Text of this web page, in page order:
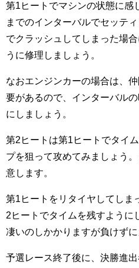
第1ヒートでマシンの状態に感
までのインターバルでセッテ
でクラッシュしてしまった場
うに修理しましょう。
なおエンジンカーの場合は、
要があるので、インターバル
にしましょう。
第2ヒートは第1ヒートでタイ
プを狙って攻めてみましょう
意します。
第1ヒートをリタイヤしてしま
2ヒートでタイムを残すように
凄いのしかかりますが負けずに
予選レース終了後に、決勝進